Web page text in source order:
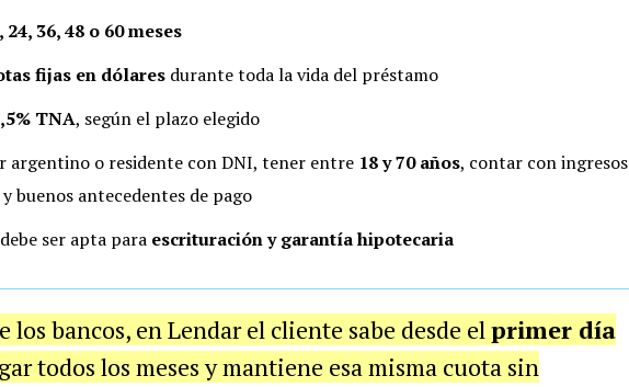
36, 48 o 60 meses
fijas en dólaresdurante toda la vida del préstamo
TNA, según el plazo elegido
argentino o residente con DNI, tener entre 18 y 70 años, contar con ingresos
buenos antecedentes de pago
ser apta para escrituración y garantía hipotecaria
los bancos, en Lendar el cliente sabe desde elprimer día
todos los meses y mantiene esa misma cuota sin